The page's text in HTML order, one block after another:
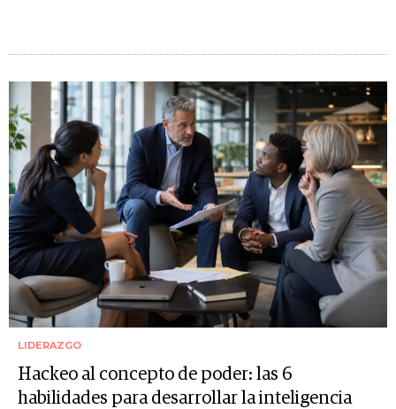
LIDERAZGO
Hackeo al concepto de poder: las 6
habilidades para desarrollar la inteligencia